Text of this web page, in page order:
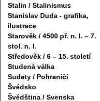
Stalin / Stalinismus
Stanislav Duda - grafika,
ilustrace
Starověk / 4500 př. n. l. – 7.
stol. n. l.
Středověk / 6 – 15. století
Studená válka
Sudety / Pohraničí
Švédsko
Švédština / Svenska